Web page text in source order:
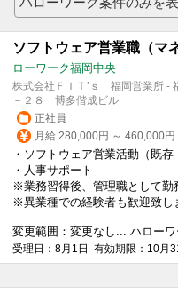
ソフトウェア営業職（マ
ローワーク福岡中央
株式会社ＦＩＴ’ｓ 福岡営業所 -
－２８ 博多偕成ビル
正社員
月給 280,000円 ～ 460,000円
・ソフトウェア営業活動（既存
・人事サポート
※業務習得後、管理職として勤
※異業種での経験者も歓迎致し
変更範囲：変更なし... ハロー
受理日：8月1日 有効期限：10月